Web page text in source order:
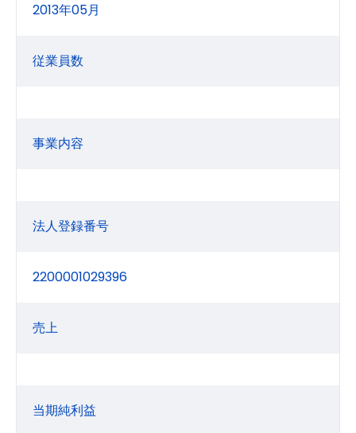
2013年05月
従業員数
事業内容
法人登録番号
2200001029396
売上
当期純利益